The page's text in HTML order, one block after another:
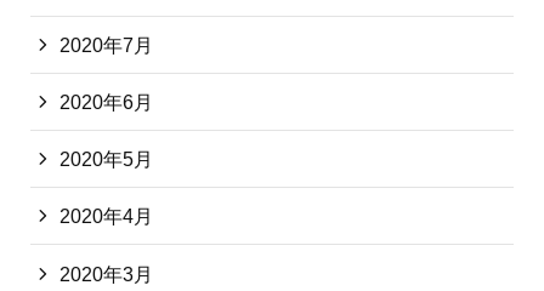
2020年7月
2020年6月
2020年5月
2020年4月
2020年3月